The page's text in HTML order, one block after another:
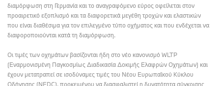
διαμόρφωση στη Γερμανία και το αναγραφόμενο εύρος οφείλεται στον
προαιρετικό εξοπλισμό και τα διαφορετικά μεγέθη τροχών και ελαστικών
που είναι διαθέσιμα για τον επιλεγμένο τύπο οχήματος και που ενδέχεται να
διαφοροποιούνται κατά τη διαμόρφωση.
Οι τιμές των οχημάτων βασίζονται ήδη στο νέο κανονισμό WLTP
(Εναρμονισμένη Παγκοσμίως Διαδικασία Δοκιμής Ελαφρών Οχημάτων) και
έχουν μετατραπεί σε ισοδύναμες τιμές του Νέου Ευρωπαϊκού Κύκλου
Οδήγησης (NEDC), προκειμένου να διασφαλιστεί η δυνατότητα σύγκρισης